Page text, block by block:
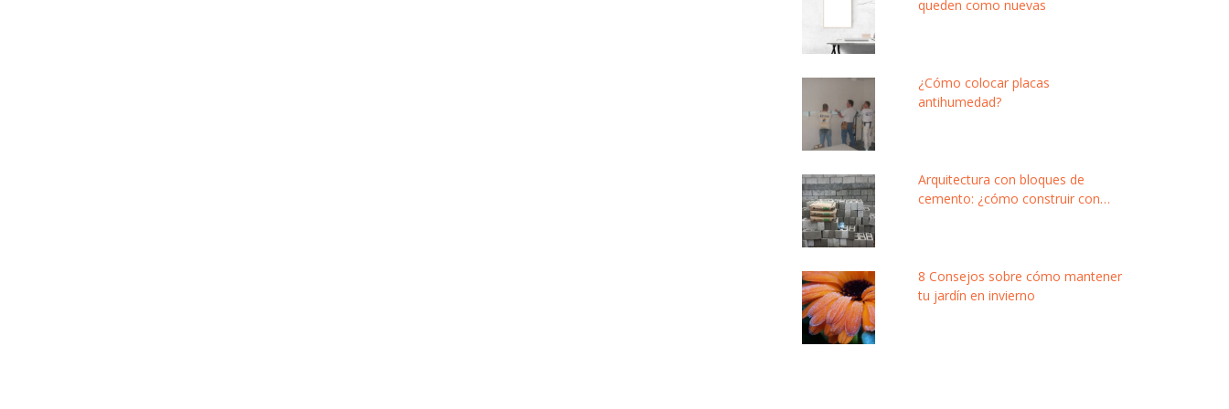
queden como nuevas
¿Cómo colocar placas
antihumedad?
Arquitectura con bloques de
cemento: ¿cómo construir con
8 Consejos sobre cómo mantener
tu jardín en invierno